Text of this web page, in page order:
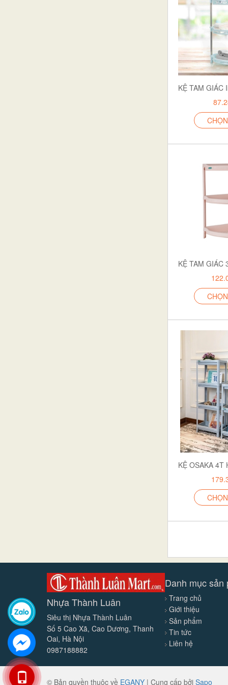
nhựa
HÀNG NGOÀI
ống đũa
CHẬU
GIỎ NHỰA
Âu
bộ nạo rau củ đa năng
Nhựa Thành Luân
Siêu thị Nhựa Thành Luân
Số 5 Cao Xã, Cao Dương, Thanh
Oai, Hà Nội
0987188882
Danh mục sản
Trang chủ
Giới thiệu
Sản phẩm
Tin tức
Liên hệ
© Bản quyền thuộc về EGANY | Cung cấp bởi Sapo